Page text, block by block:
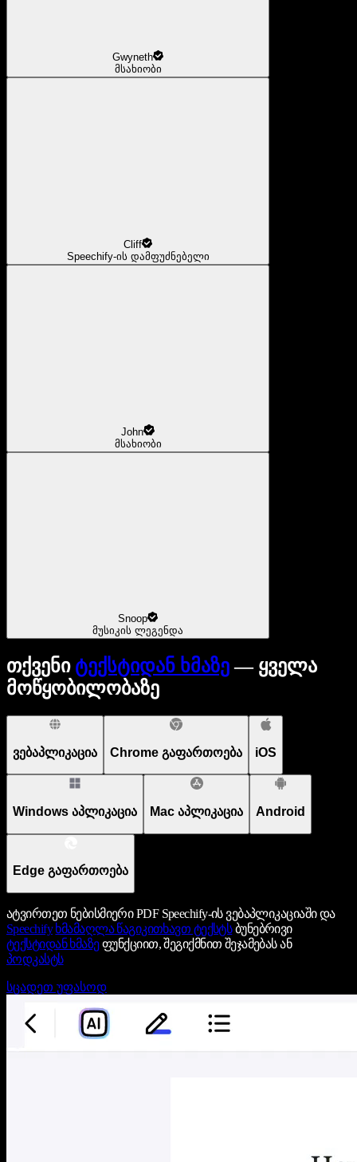
Gwyneth
მსახიობი
Cliff
Speechify-ის დამფუძნებელი
John
მსახიობი
Snoop
მუსიკის ლეგენდა
თქვენი ტექსტიდან ხმაზე— ყველა
მოწყობილობაზე
ვებაპლიკაცია Chrome გაფართოება iOS
Windows აპლიკაცია Mac აპლიკაცია Android
Edge გაფართოება
ატვირთეთ ნებისმიერი PDF Speechify-ის ვებაპლიკაციაში და
Speechify ხმამაღლა წაგიკითხავთ ტექსტსბუნებრივი
ტექსტიდან ხმაზეფუნქციით, შეგიქმნით შეჯამებას ან
პოდკასტს
სცადეთ უფასოდ